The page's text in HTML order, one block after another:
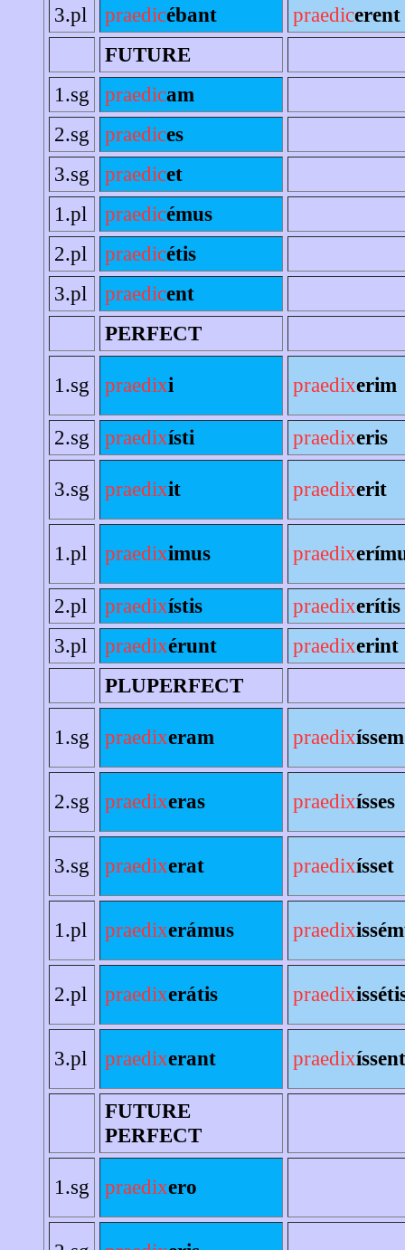
3.pl
praedicébant praedicerent
FUTURE
1.sg
praedicam
2.sg
praedices
3.sg
praedicet
1.pl
praedicémus
2.pl
praedicétis
3.pl
praedicent
PERFECT
1.sg praedixi praedixerim
2.sg praedixísti praedixeris
3.sg praedixit praedixerit
1.pl praediximus praedix
2.pl praedixístis praedixerítis
3.pl
praedixérunt praedixerint
PLUPERFECT
1.sg praedixeram praedixíssem
2.sg praedixeras praedixísses
3.sg praedixerat praedixísset
1.pl praedixerámus praedix
2.pl praedixerátis praedix
3.pl praedixerant praedixíssent
FUTURE
PERFECT
1.sg praedixero